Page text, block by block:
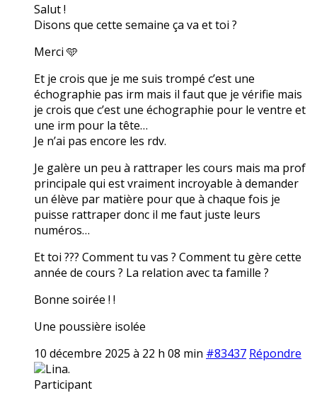
Salut !
Disons que cette semaine ça va et toi ?
Merci 🩵
Et je crois que je me suis trompé c’est une
échographie pas irm mais il faut que je vérifie mais
je crois que c’est une échographie pour le ventre et
une irm pour la tête…
Je n’ai pas encore les rdv.
Je galère un peu à rattraper les cours mais ma prof
principale qui est vraiment incroyable à demander
un élève par matière pour que à chaque fois je
puisse rattraper donc il me faut juste leurs
numéros…
Et toi ??? Comment tu vas ? Comment tu gère cette
année de cours ? La relation avec ta famille ?
Bonne soirée ! !
Une poussière isolée
10 décembre 2025 à 22 h 08 min #83437 Répondre
Lina.
Participant